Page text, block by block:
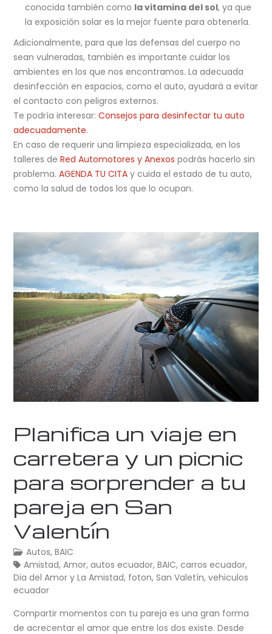
conocida también como la vitamina del sol, ya que
la exposición solar es la mejor fuente para obtenerla.
Adicionalmente, para que las defensas del cuerpo no
sean vulneradas, también es importante cuidar los
ambientes en los que nos encontramos. La adecuada
desinfección en espacios, como el auto, ayudará a evitar
el contacto con peligros externos.
Te podría interesar:Consejos para desinfectar tu auto
adecuadamente.
En caso de requerir una limpieza especializada, en los
talleres deRed Automotores y Anexos podrás hacerlo sin
problema.AGENDA TU CITA y cuida el estado de tu auto,
como la salud de todos los que lo ocupan.
Planifica un viaje en
carretera y un picnic
para sorprender a tu
pareja en San
Valentín
Autos,BAIC
Amistad,Amor,autos ecuador,BAIC,carros ecuador,
Dia del Amor y La Amistad, foton,San Valetín,vehiculos
ecuador
Compartir momentos con tu pareja es una gran forma
de acrecentar el amor que entre los dos existe. Desde